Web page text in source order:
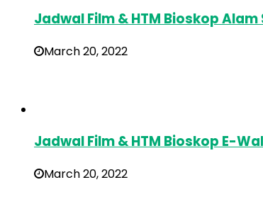
Jadwal Film & HTM Bioskop
March 20, 2022
Jadwal Film & HTM Bioskop E-
March 20, 2022